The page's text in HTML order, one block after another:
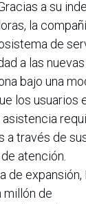
a su
la
de
a las
bajo una
los usuarios
a través de
atención.
de
millón de